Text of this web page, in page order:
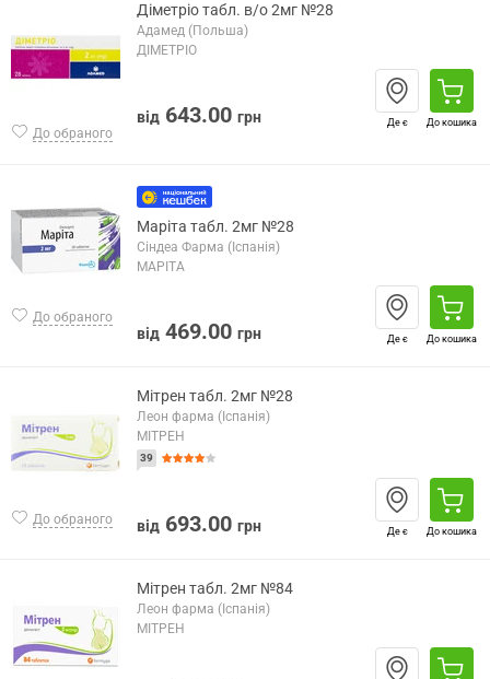
До обраного
Діметріо табл. в/о 2мг №28
Адамед (Польша)
ДІМЕТРІО
від 643.00 грн Де є До кошика
До обраного
Маріта табл. 2мг №28
Сіндеа Фарма (Іспанія)
МАРІТА
від 469.00 грн Де є До кошика
До обраного
Мітрен табл. 2мг №28
Леон фарма (Іспанія)
МІТРЕН
39
від 693.00 грн Де є До кошика
Мітрен табл. 2мг №84
Леон фарма (Іспанія)
МІТРЕН